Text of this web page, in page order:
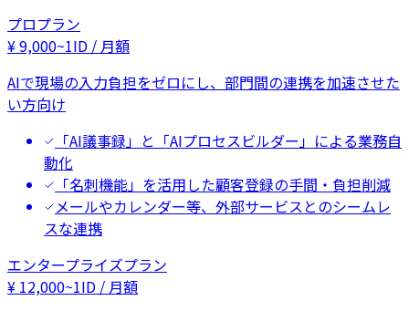
プロプラン
¥9,000~1ID / 月額
AIで現場の入力負担をゼロにし、部門間の連携を加速させた
い方向け
「AI議事録」と「AIプロセスビルダー」による業務自
動化
「名刺機能」を活用した顧客登録の手間・負担削減
メールやカレンダー等、外部サービスとのシームレ
スな連携
エンタープライズプラン
¥ 12,000~1ID / 月額